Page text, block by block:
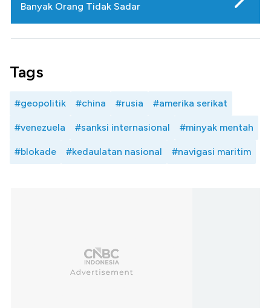
Banyak Orang Tidak Sadar
Tags
#geopolitik #china #rusia #amerika serikat
#venezuela #sanksi internasional #minyak mentah
#blokade #kedaulatan nasional #navigasi maritim